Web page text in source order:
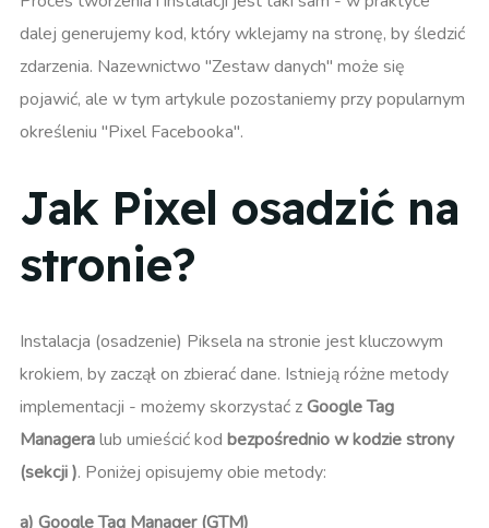
dalej generujemy kod, który wklejamy na stronę, by śledzić
zdarzenia. Nazewnictwo "Zestaw danych" może się
pojawić, ale w tym artykule pozostaniemy przy popularnym
określeniu "Pixel Facebooka".
Jak Pixel osadzić na
stronie?
Instalacja (osadzenie) Piksela na stronie jest kluczowym
krokiem, by zaczął on zbierać dane. Istnieją różne metody
implementacji - możemy skorzystać zGoogle Tag
Manageralub umieścić kod bezpośrednio w kodzie strony
(sekcji). Poniżej opisujemy obie metody:
a) Google Tag Manager (GTM)